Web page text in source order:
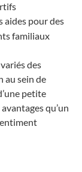
aides pour des
familiaux
des
au sein de
petite
qu’un